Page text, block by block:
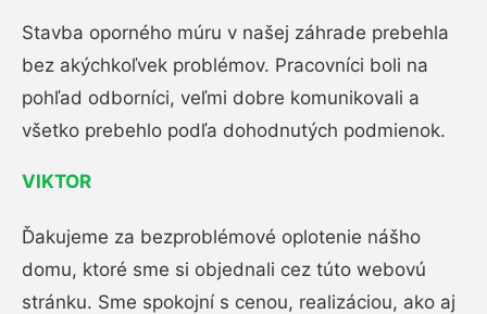
Stavba oporného múru v našej záhrade prebehla
bez akýchkoľvek problémov. Pracovníci boli na
pohľad odborníci, veľmi dobre komunikovali a
všetko prebehlo podľa dohodnutých podmienok.
VIKTOR
Ďakujeme za bezproblémové oplotenie nášho
domu, ktoré sme si objednali cez túto webovú
stránku. Sme spokojní s cenou, realizáciou, ako aj